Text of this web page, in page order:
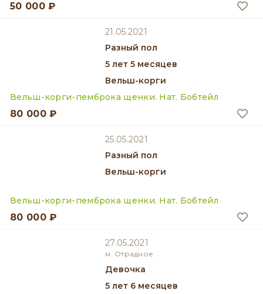
50 000 ₽
21.05.2021
разный пол
5 лет 5 месяцев
Вельш-корги
Вельш-корги-пемброка щенки. Нат. Бобтейл
80 000 ₽
25.05.2021
разный пол
Вельш-корги
Вельш-корги-пемброка щенки. Нат. Бобтейл
80 000 ₽
27.05.2021
м. Отрадное
девочка
5 лет 6 месяцев